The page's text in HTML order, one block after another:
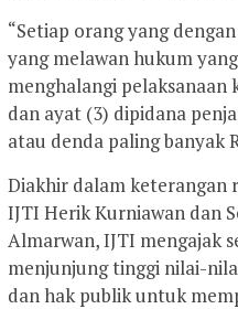
“Setiap orang yang
yang melawan hukum
menghalangi pelaksanaan
dan ayat (3) dipidana
atau denda paling banyak
Diakhir dalam keterangan
IJTI Herik Kurniawan dan
Almarwan, IJTI mengajak
menjunjung tinggi nilai-
dan hak publik untuk